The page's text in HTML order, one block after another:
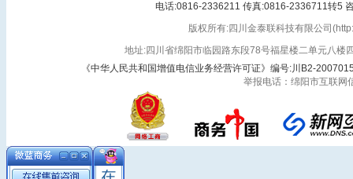
电话:0816-2336211 传真:0816-2336711转5
版权所有:四川金泰联科技有限公司
地址:四川省绵阳市临园路东段78号福星楼二单元八楼
《中华人民共和国增值电信业务经营许可证》编号:川B2-
举报电话：绵阳市互联网